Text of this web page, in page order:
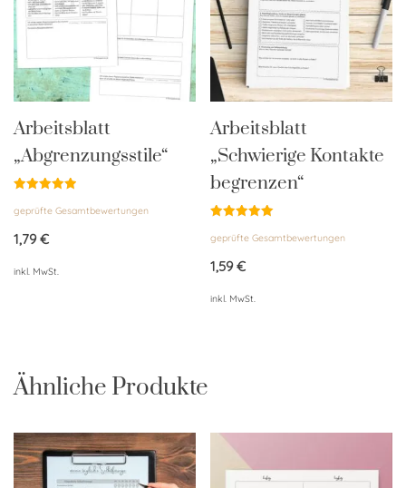
Arbeitsblatt
„Abgrenzungsstile“
mit
von 5
geprüfte Gesamtbewertungen
1,79€
inkl. MwSt.
Arbeitsblatt
„Schwierige Kontakte
begrenzen“
mit
von 5
geprüfte Gesamtbewertungen
1,59€
inkl. MwSt.
Ähnliche Produkte